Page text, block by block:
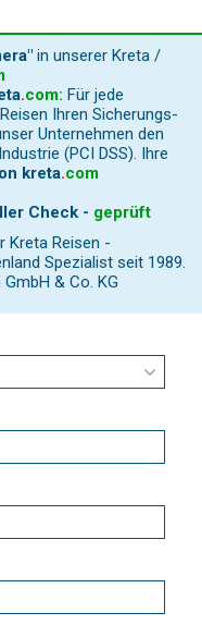
in unserer Kreta /
.com: Für jede
Ihren Sicherungs-
Unternehmen den
(PCI DSS). Ihre
kreta.com
Check - geprüft
Kreta Reisen -
Spezialist seit 1989.
& Co. KG